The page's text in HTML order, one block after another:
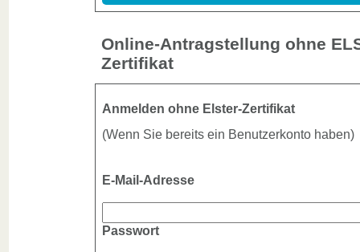
Online-Antragstellung ohne
Zertifikat
Anmelden ohne Elster-Zertifikat
(Wenn Sie bereits ein Benutzerkonto haben)
E-Mail-Adresse
Passwort